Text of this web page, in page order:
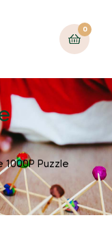
0
1000P Puzzle